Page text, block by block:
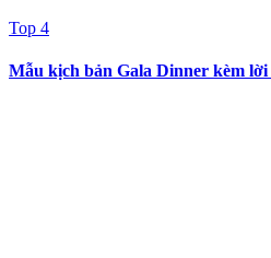
Top 4
Mẫu kịch bản Gala Dinner kèm